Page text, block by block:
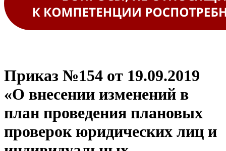
Приказ №154 от 19.09.2019
«О внесении изменений в
план проведения плановых
проверок юридических лиц и